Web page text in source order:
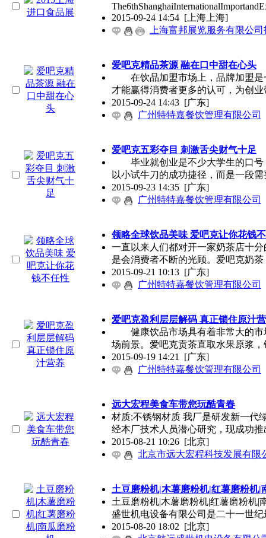
2015-09-24 14:54 [上海上海]
上海富邦展览服务有限公
爱吧克精品茶源 融在口中甜在心头
在饮品加盟市场上，品牌加盟是
才能赢得消费者更多的认可，为创业
2015-09-24 14:43 [广东]
广州特特嘉餐饮管理有限公司
爱吧克五彩夺目 刺激舌尖财气十足
毕业就创业是不少大学生的口号
以小试牛刀的成功捷径，而是一段
2015-09-23 14:35 [广东]
广州特特嘉餐饮管理有限公司
领略全球饮品美味 爱吧克让你花钱
一直以来人们都对开一家奶茶店十
是会消费者不断的光顾。爱吧克奶茶
2015-09-21 10:13 [广东]
广州特特嘉餐饮管理有限公司
爱吧克盈利层层解码 真正锁住原汁
健康饮品市场具有着非常大的市
场前景。爱吧克贡茶直取水果原浆，
2015-09-19 14:21 [广东]
广州特特嘉餐饮管理有限公司
远大宏程美食车带您玩酷青春
材质;不锈钢材质 我厂是研发新一代
经本厂技术人员潜心研究，现成功推
2015-08-21 10:26 [北京]
北京市远大宏程科技发展有限
土豆磨粉机|木薯磨粉机|红薯磨粉机|
土豆磨粉机|木薯磨粉机|红薯磨粉机|
盛世机电设备有限公司是二十一世纪
2015-08-20 18:02 [北京]